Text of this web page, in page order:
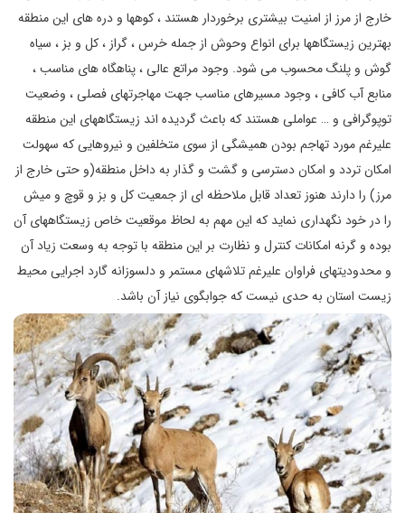
خارج از مرز از امنیت بیشتری برخوردار هستند ، کوهها و دره های این منطقه
بهترین زیستگاهها برای انواع وحوش از جمله خرس ، گراز ، کل و بز ، سیاه
گوش و پلنگ محسوب می شود. وجود مراتع عالی ، پناهگاه های مناسب ،
منابع آب کافی ، وجود مسیرهای مناسب جهت مهاجرتهای فصلی ، وضعیت
توپوگرافی و … عواملی هستند که باعث گردیده اند زیستگاههای این منطقه
علیرغم مورد تهاجم بودن همیشگی از سوی متخلفین و نیروهایی که سهولت
امکان تردد و امکان دسترسی و گشت و گذار به داخل منطقه(و حتی خارج از
مرز) را دارند هنوز تعداد قابل ملاحظه ای از جمعیت کل و بز و قوچ و میش
را در خود نگهداری نماید که این مهم به لحاظ موقعیت خاص زیستگاههای آن
بوده و گرنه امکانات کنترل و نظارت بر این منطقه با توجه به وسعت زیاد آن
و محدودیتهای فراوان علیرغم تلاشهای مستمر و دلسوزانه گارد اجرایی محیط
زیست استان به حدی نیست که جوابگوی نیاز آن باشد.